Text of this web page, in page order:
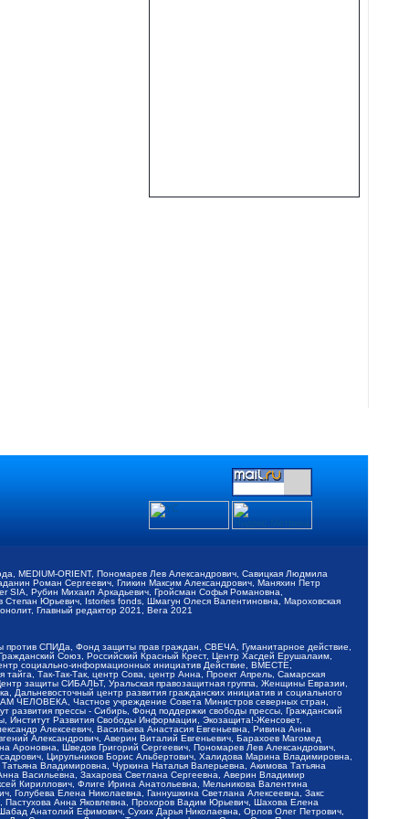
MEDIUM-ORIENT, Пономарев Лев Александрович, Савицкая Людмила
Роман Сергеевич, Гликин Максим Александрович, Маняхин Петр
Рубин Михаил Аркадьевич, Гройсман Софья Романовна,
Юрьевич, Istories fonds, Шмагун Олеся Валентиновна, Мароховская
Главный редактор 2021, Вега 2021
СПИДа, Фонд защиты прав граждан, СВЕЧА, Гуманитарное действие,
Союз, Российский Красный Крест, Центр Хасдей Ерушалаим,
социально-информационных инициатив Действие, ВМЕСТЕ,
Так-Так-Так, центр Сова, центр Анна, Проект Апрель, Самарская
защиты СИБАЛЬТ, Уральская правозащитная группа, Женщины Евразии,
Дальневосточный центр развития гражданских инициатив и социального
ЧЕЛОВЕКА, Частное учреждение Совета Министров северных стран,
прессы - Сибирь, Фонд поддержки свободы прессы, Гражданский
Институт Развития Свободы Информации, Экозащита!-Женсовет,
Алексеевич, Васильева Анастасия Евгеньевна, Ривина Анна
Александрович, Аверин Виталий Евгеньевич, Барахоев Магомед
Шведов Григорий Сергеевич, Пономарев Лев Александрович,
Цирульников Борис Альбертович, Халидова Марина Владимировна,
Владимировна, Чуркина Наталья Валерьевна, Акимова Татьяна
Васильевна, Захарова Светлана Сергеевна, Аверин Владимир
Кириллович, Флиге Ирина Анатольевна, Мельникова Валентина
Елена Николаевна, Ганнушкина Светлана Алексеевна, Закс
Анна Яковлевна, Прохоров Вадим Юрьевич, Шахова Елена
Анатолий Ефимович, Сухих Дарья Николаевна, Орлов Олег Петрович,